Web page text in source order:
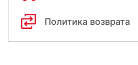
Политика возврата